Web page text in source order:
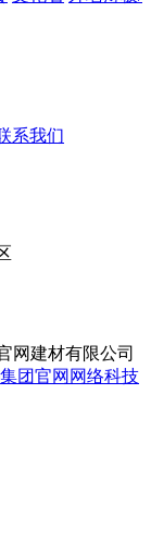
系我们
网建材有限公司
团官网网络科技